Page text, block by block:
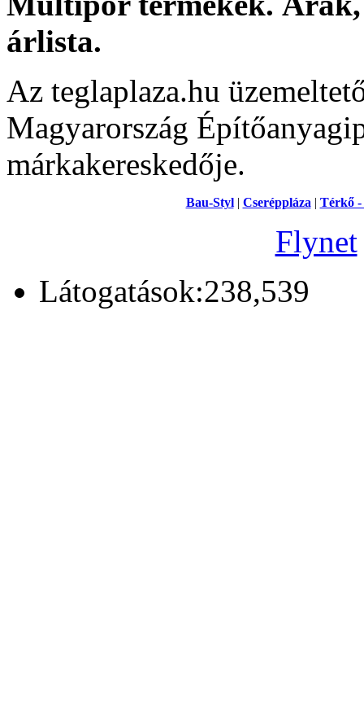
árlista.
Az teglaplaza.hu
Magyarország
márkakereskedője.
Bau-Styl| Cseréppláza | Térkő -
Flynet
Látogatások:238,539